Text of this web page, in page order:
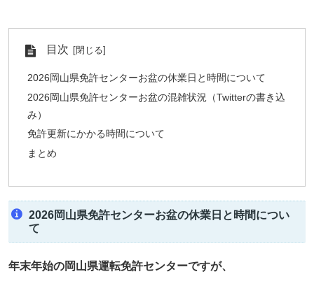
目次
2026岡山県免許センターお盆の休業日と時間について
2026岡山県免許センターお盆の混雑状況（Twitterの書き込
み）
免許更新にかかる時間について
まとめ
2026岡山県免許センターお盆の休業日と時間につい
て
年末年始の岡山県運転免許センターですが、